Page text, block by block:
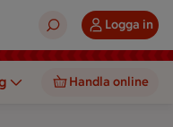
Logga in
Handla online